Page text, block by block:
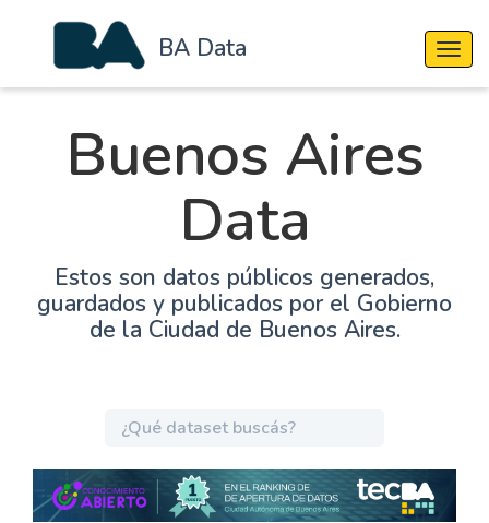
BA Data
Buenos Aires
Data
Estos son datos públicos generados,
guardados y publicados por el Gobierno
de la Ciudad de Buenos Aires.